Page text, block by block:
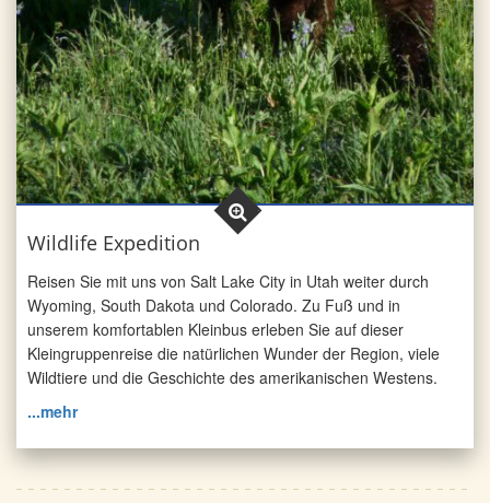
Wildlife Expedition
Reisen Sie mit uns von Salt Lake City in Utah weiter durch
Wyoming, South Dakota und Colorado. Zu Fuß und in
unserem komfortablen Kleinbus erleben Sie auf dieser
Kleingruppenreise die natürlichen Wunder der Region, viele
Wildtiere und die Geschichte des amerikanischen Westens.
...mehr